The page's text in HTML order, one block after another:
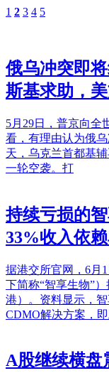
1 2 3 4 5
俄乌冲突即
斯基求助，
5月29日，普京向全
看，有理由认为俄
天，乌克兰首都基
一轮空袭。打
持续亏损的
33%收入依
据港交所官网，6月
下简称“智享生物”
港）。资料显示，
CDMO解决方案，
A股继续横盘